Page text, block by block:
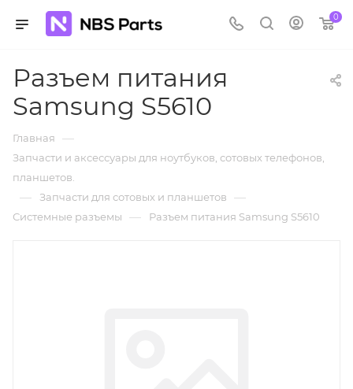
0
Разъем питания
Samsung S5610
Главная —
Запчасти и аксессуары для ноутбуков, сотовых телефонов,
планшетов.
— Запчасти для сотовых и планшетов —
Системные разъемы — Разъем питания Samsung S5610